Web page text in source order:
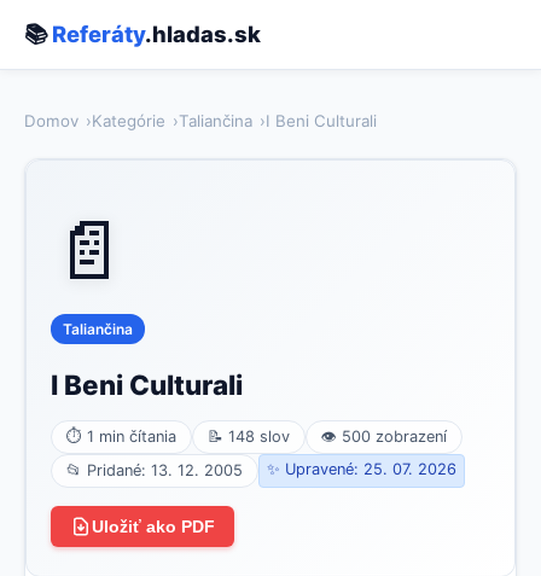
📚Referáty.hladas.sk
Domov Kategórie Taliančina I Beni Culturali
📄
Taliančina
I Beni Culturali
⏱ 1 min čítania 📝 148 slov
👁 500 zobrazení
📂 Pridané: 13. 12. 2005
✨ Upravené: 25. 07. 2026
Uložiť ako PDF